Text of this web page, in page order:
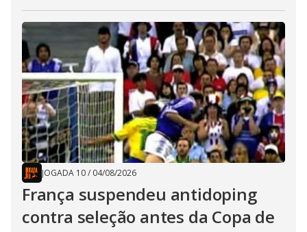
JOGADA 10/ 04/08/2026
França suspendeu antidoping
contra seleção antes da Copa de